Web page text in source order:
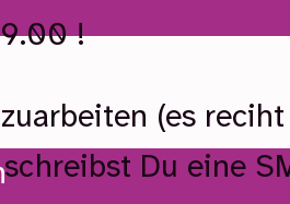
!
(es
Du eine